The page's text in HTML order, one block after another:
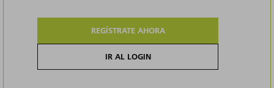
REGÍSTRATE AHORA
IR AL LOGIN